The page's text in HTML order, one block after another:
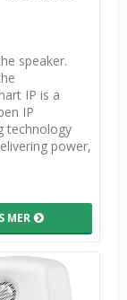
speaker.
IP is a
IP
technology
power,
MER